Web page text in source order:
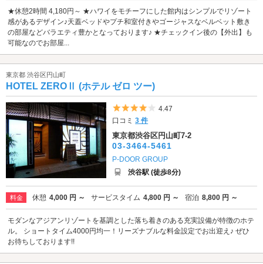
★休憩2時間 4,180円～ ★ハワイをモチーフにした館内はシンプルでリゾート
感があるデザイン♪天蓋ベッドやプチ和室付きやゴージャスなベルベット敷き
の部屋などバラエティ豊かとなっております♪ ★チェックイン後の【外出】も
可能なのでお部屋...
東京都 渋谷区円山町
HOTEL ZEROⅡ (ホテル ゼロ ツー)
5つ星のうち4
4.47
口コミ3 件
東京都渋谷区円山町7-2
03-3464-5461
P-DOOR GROUP
渋谷駅 (徒歩8分)
料金 休憩 4,000 円 ～ サービスタイム 4,800 円 ～ 宿泊 8,800 円 ～
モダンなアジアンリゾートを基調とした落ち着きのある充実設備が特徴のホテ
ル。 ショートタイム4000円均一！リーズナブルな料金設定でお出迎え♪ ぜひ
お待ちしております!!